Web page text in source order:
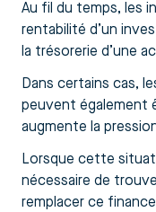
Au fil du temps, les
rentabilité d’un
la trésorerie d’une
Dans certains cas,
peuvent également
augmente la
Lorsque cette
nécessaire de
remplacer ce